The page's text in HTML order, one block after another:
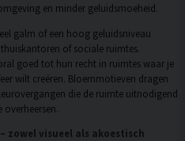
en minder geluidsmoeheid.
galm of een hoog geluidsniveau
of sociale ruimtes.
goed tot hun recht in ruimtes waar je
wilt creëren. Bloemmotieven dragen
die de ruimte uitnodigend
zowel visueel als akoestisch